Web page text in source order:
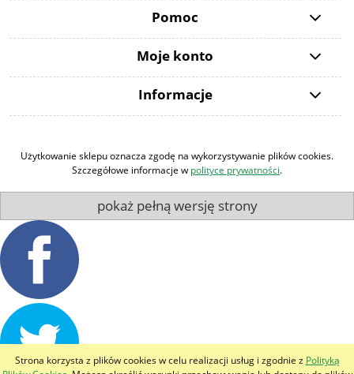
Strona korzysta z plików cookies w celu realizacji usług i zgodnie z Polityką
Pomoc
Moje konto
Informacje
Użytkowanie sklepu oznacza zgodę na wykorzystywanie plików cookies.
Szczegółowe informacje w polityce prywatności.
pokaż pełną wersję strony